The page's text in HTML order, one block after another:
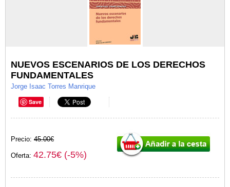
NUEVOS ESCENARIOS DE LOS DERECHOS
FUNDAMENTALES
Jorge Isaac Torres Manrique
Save
Precio: 45.00€
Oferta: 42.75€ (-5%)